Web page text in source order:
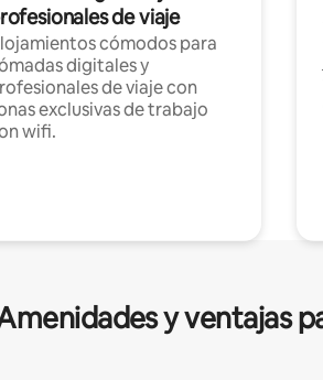
de viaje
cómodos para
digitales y
de viaje con
exclusivas de trabajo
wifi.
y ventajas